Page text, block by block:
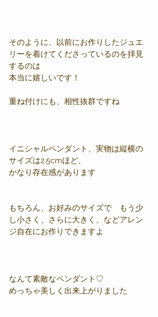
そのように、以前にお作りしたジュエ
リーを着けてくださっているのを拝見
するのは
本当に嬉しいです！
重ね付けにも、相性抜群ですね
イニシャルペンダント、実物は縦横の
サイズは2.5cmほど、
かなり存在感があります
もちろん、お好みのサイズで　もう少
し小さく、さらに大きく、などアレン
ジ自在にお作りできますよ
なんて素敵なペンダント♡
めっちゃ美しく出来上がりました